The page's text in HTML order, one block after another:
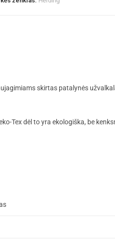
skirtas patalynės
Tex dėl to yra ekologiška, be